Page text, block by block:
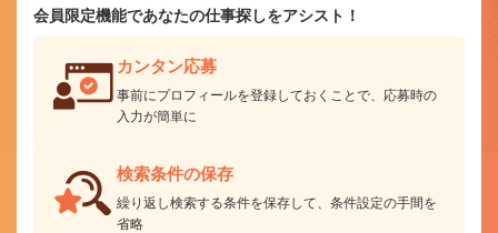
会員限定機能であなたの仕事探しをアシスト！
カンタン応募
事前にプロフィールを登録しておくことで、応募時の
入力が簡単に
検索条件の保存
繰り返し検索する条件を保存して、条件設定の手間を
省略